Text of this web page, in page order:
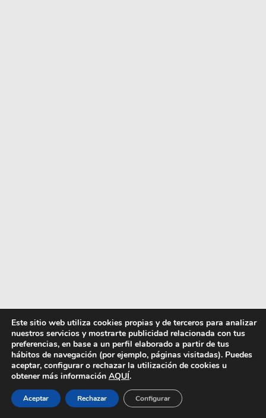
Libertas Barefoot diseña zapatos con color
y estilo tabi que mejoran tu outfit de
oficina y a la vez cuidado tu salud.
Teniendo en cuenta la historia, la inspiración y
el proceso de fabricación, toca adentrarnos en
Este sitio web utiliza cookies propias y de terceros para analizar
nuestros servicios y mostrarte publicidad relacionada con tus
preferencias, en base a un perfil elaborado a partir de tus
hábitos de navegación (por ejemplo, páginas visitadas). Puedes
aceptar, configurar o rechazar la utilización de cookies u
obtener más información AQUÍ.
Aceptar Rechazar Configurar